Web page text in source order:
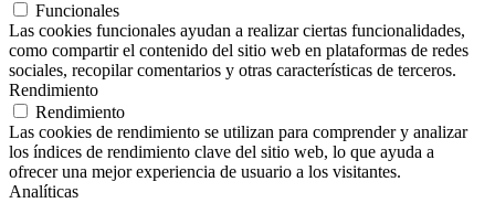
Funcionales
Las cookies funcionales ayudan a realizar ciertas funcionalidades,
como compartir el contenido del sitio web en plataformas de redes
sociales, recopilar comentarios y otras características de terceros.
Rendimiento
Rendimiento
Las cookies de rendimiento se utilizan para comprender y analizar
los índices de rendimiento clave del sitio web, lo que ayuda a
ofrecer una mejor experiencia de usuario a los visitantes.
Analíticas